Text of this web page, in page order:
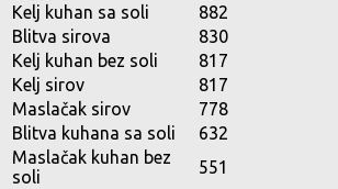
Kelj kuhan sa soli
882
Blitva sirova
830
Kelj kuhan bez soli
817
Kelj sirov
817
Maslačak sirov
778
Blitva kuhana sa soli
632
Maslačak kuhan bez
soli
551